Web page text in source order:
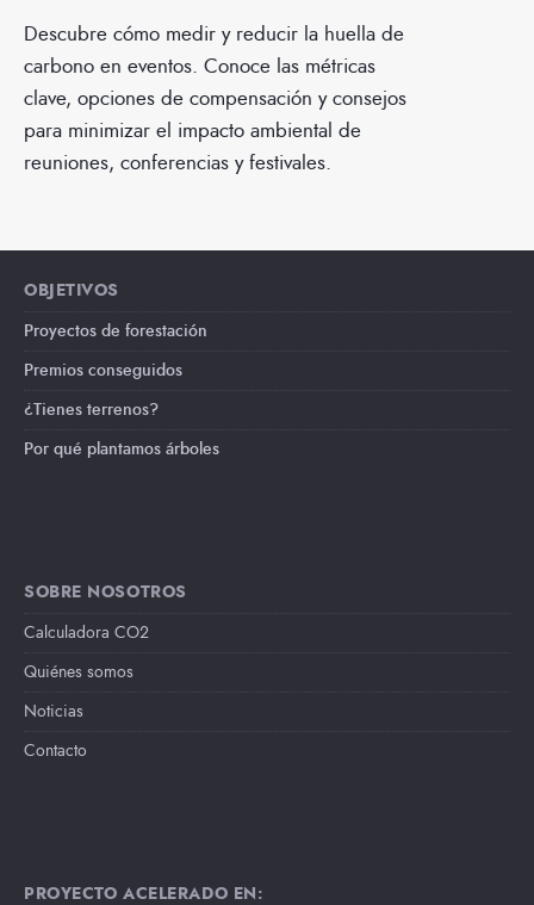
Descubre cómo medir y reducir la huella de
carbono en eventos. Conoce las métricas
clave, opciones de compensación y consejos
para minimizar el impacto ambiental de
reuniones, conferencias y festivales.
OBJETIVOS
Proyectos de forestación
Premios conseguidos
¿Tienes terrenos?
Por qué plantamos árboles
SOBRE NOSOTROS
Calculadora CO2
Quiénes somos
Noticias
Contacto
PROYECTO ACELERADO EN: